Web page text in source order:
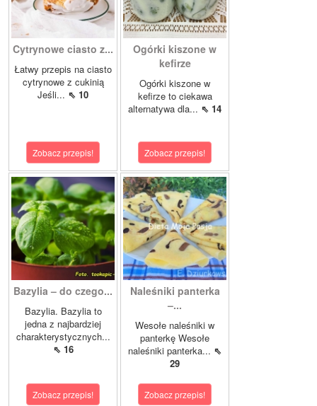
Cytrynowe ciasto z...
Łatwy przepis na ciasto
cytrynowe z cukinią
Jeśli... ⇖ 10
Zobacz przepis!
Ogórki kiszone w
kefirze
Ogórki kiszone w
kefirze to ciekawa
alternatywa dla... ⇖ 14
Zobacz przepis!
Bazylia – do czego...
Bazylia. Bazylia to
jedna z najbardziej
charakterystycznych...
⇖ 16
Zobacz przepis!
Naleśniki panterka
–...
Wesołe naleśniki w
panterkę Wesołe
naleśniki panterka... ⇖
29
Zobacz przepis!